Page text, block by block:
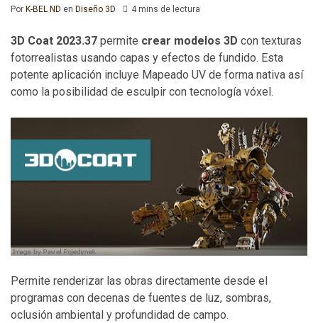
Por K-BEL ND en Diseño 3D 4 mins de lectura
3D Coat 2023.37 permite crear modelos 3D con texturas
fotorrealistas usando capas y efectos de fundido. Esta
potente aplicación incluye Mapeado UV de forma nativa así
como la posibilidad de esculpir con tecnología vóxel.
Permite renderizar las obras directamente desde el
programas con decenas de fuentes de luz, sombras,
oclusión ambiental y profundidad de campo.